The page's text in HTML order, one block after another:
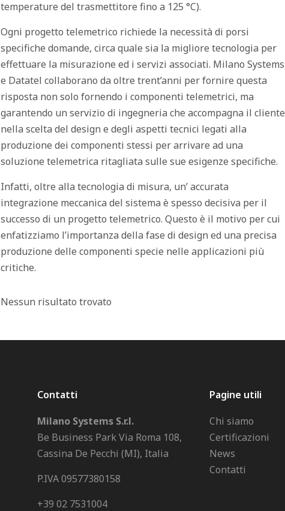
temperature del trasmettitore fino a 125 °C).
Ogni progetto telemetrico richiede la necessità di porsi
specifiche domande, circa quale sia la migliore tecnologia per
effettuare la misurazione ed i servizi associati. Milano Systems
e Datatel collaborano da oltre trent’anni per fornire questa
risposta non solo fornendo i componenti telemetrici, ma
garantendo un servizio di ingegneria che accompagna il cliente
nella scelta del design e degli aspetti tecnici legati alla
produzione dei componenti stessi per arrivare ad una
soluzione telemetrica ritagliata sulle sue esigenze specifiche.
Infatti, oltre alla tecnologia di misura, un’ accurata
integrazione meccanica del sistema è spesso decisiva per il
successo di un progetto telemetrico. Questo è il motivo per cui
enfatizziamo l’importanza della fase di design ed una precisa
produzione delle componenti specie nelle applicazioni più
critiche.
Nessun risultato trovato
Contatti
Milano Systems S.r.l.
Be Business Park Via Roma 108,
Cassina De Pecchi (MI), Italia
P.IVA 09577380158
+39 02 7531004
Pagine utili
Chi siamo
Certificazioni
News
Contatti